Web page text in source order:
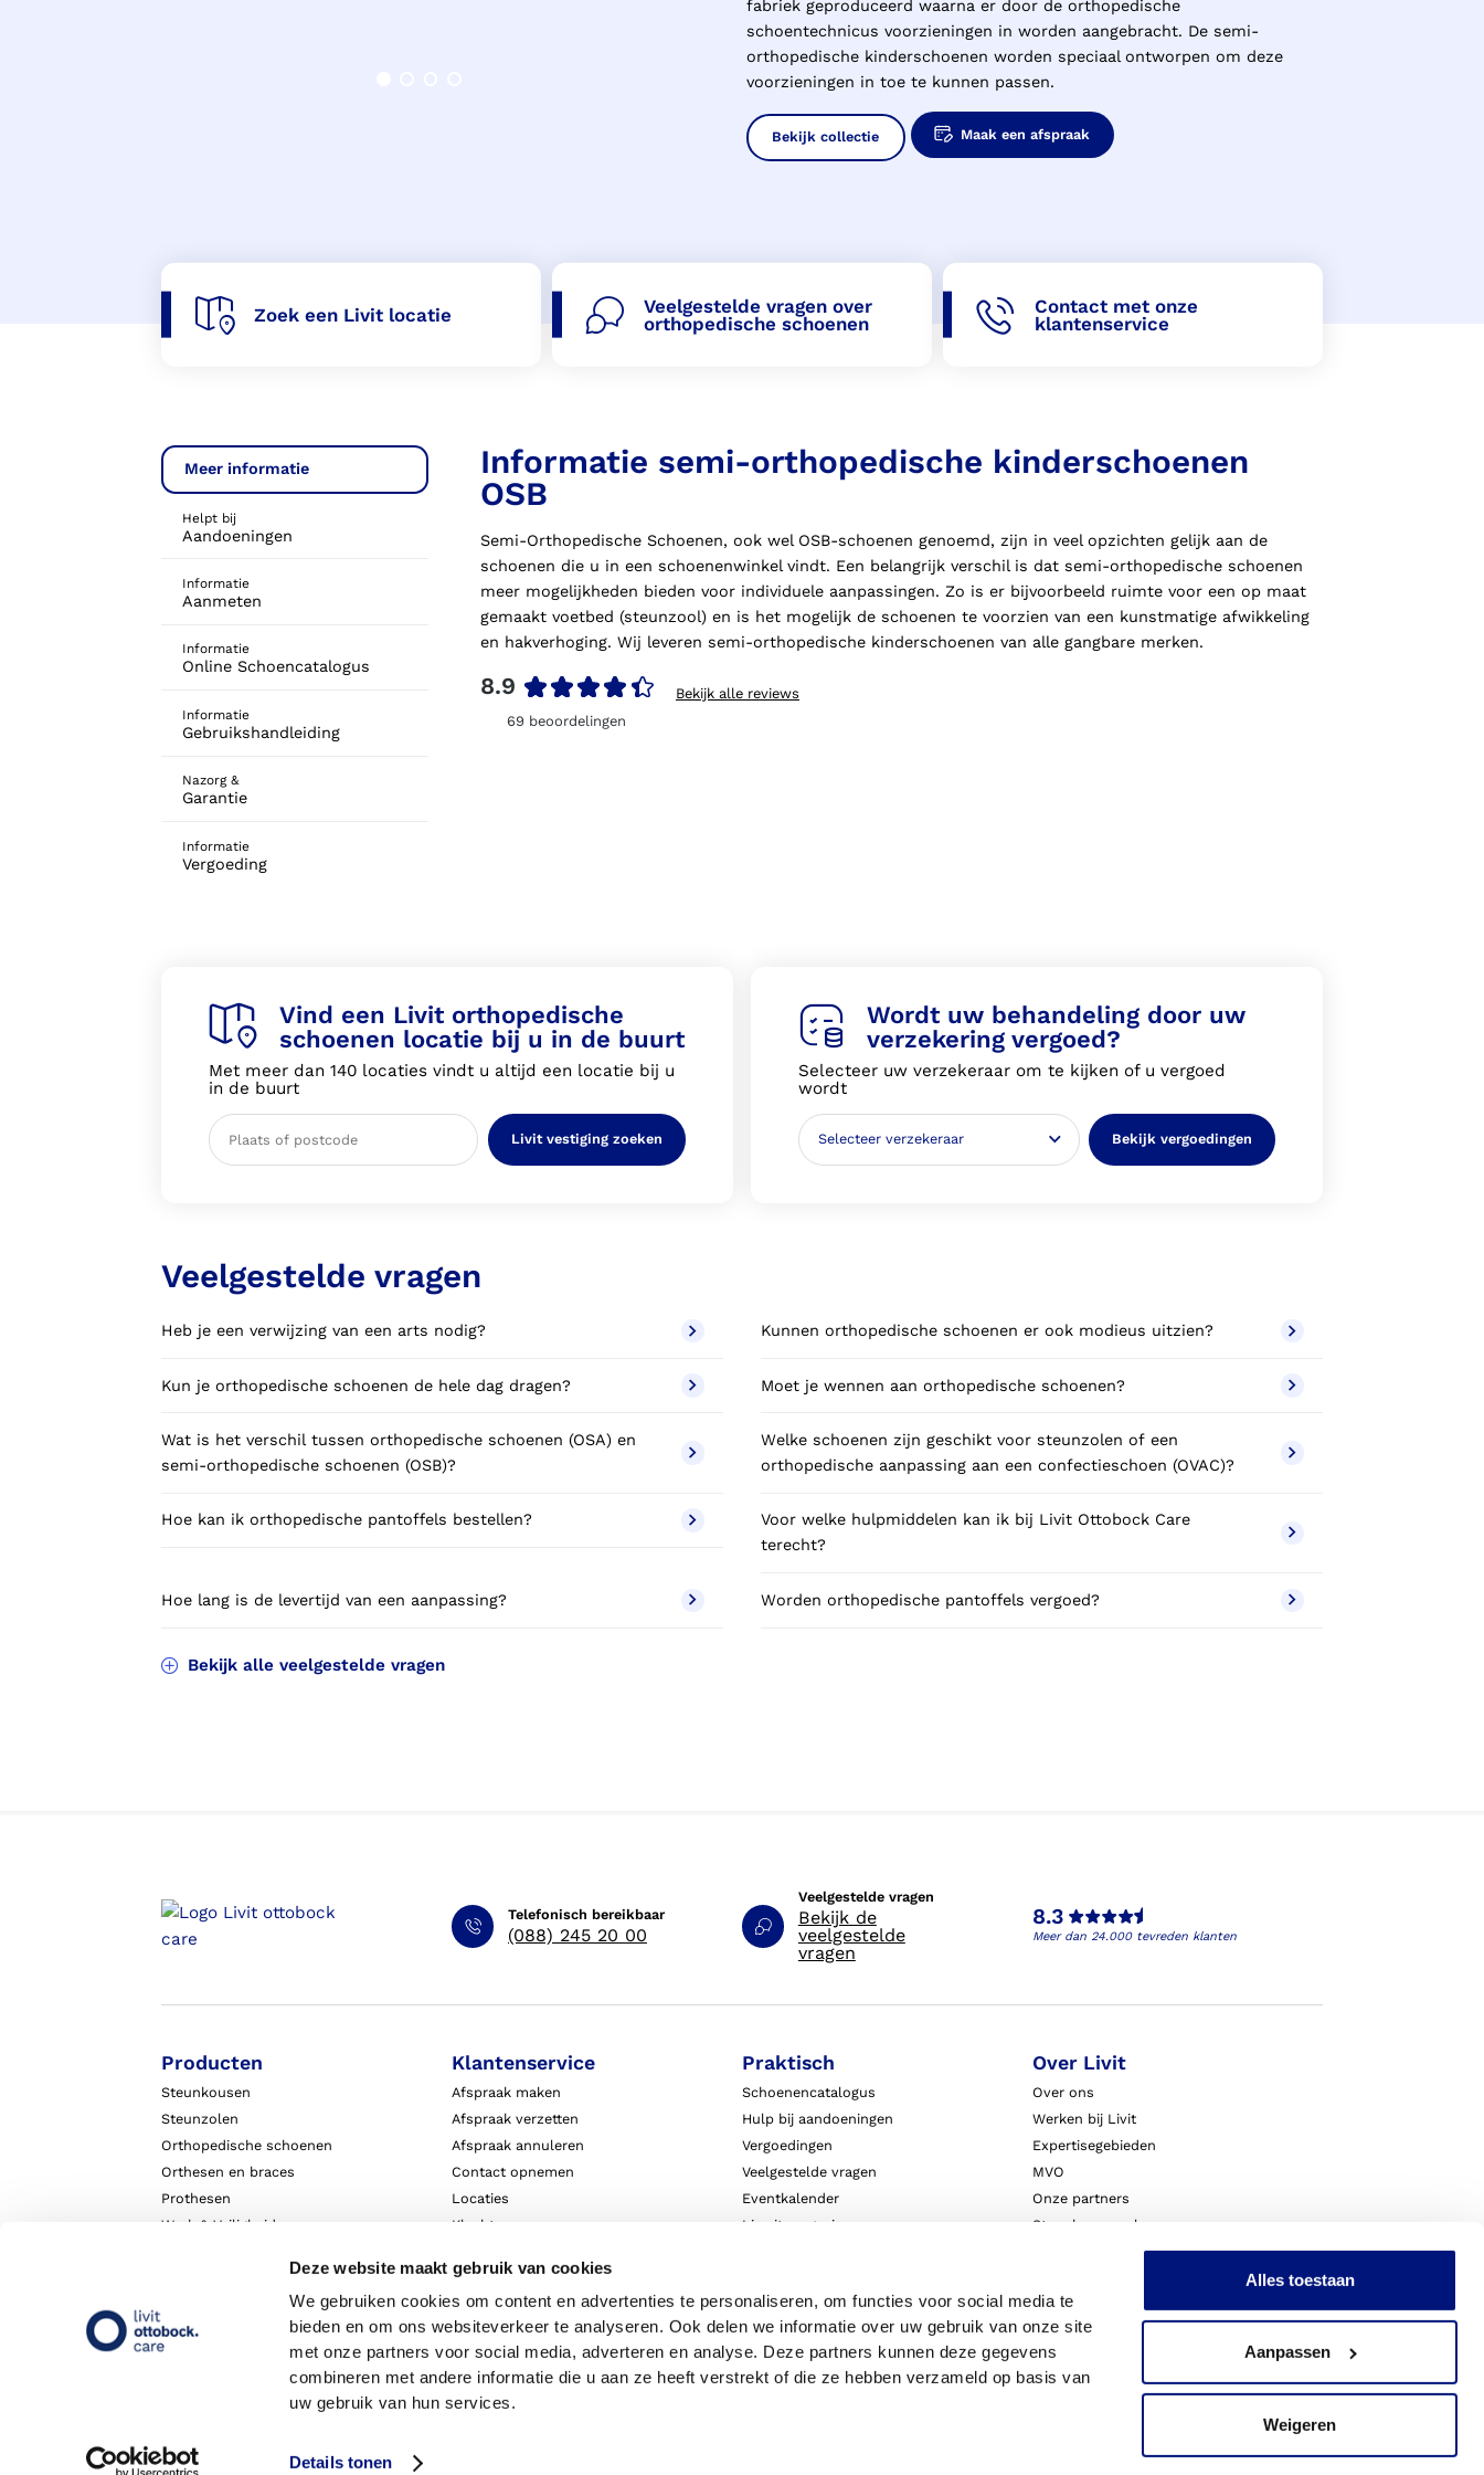
Deze website maakt gebruik van cookies
We gebruiken cookies om content en advertenties te personaliseren, om functies voor social media te
bieden en om ons websiteverkeer te analyseren. Ook delen we informatie over uw gebruik van onze site
met onze partners voor social media, adverteren en analyse. Deze partners kunnen deze gegevens
combineren met andere informatie die u aan ze heeft verstrekt of die ze hebben verzameld op basis van
uw gebruik van hun services.
Details tonen
Alles toestaan
Aanpassen
Weigeren
fabriek geproduceerd waarna er door de orthopedische
schoentechnicus voorzieningen in worden aangebracht. De semi-
orthopedische kinderschoenen worden speciaal ontworpen om deze
voorzieningen in toe te kunnen passen.
Bekijk collectie Maak een afspraak
Zoek een Livit locatie
Veelgestelde vragen over
orthopedische schoenen
Contact met onze
klantenservice
Meer informatie
Helpt bij
Aandoeningen
Informatie
Aanmeten
Informatie
Online Schoencatalogus
Informatie
Gebruikshandleiding
Nazorg &
Garantie
Informatie
Vergoeding
Informatie semi-orthopedische kinderschoenen
OSB
Semi-Orthopedische Schoenen, ook wel OSB-schoenen genoemd, zijn in veel opzichten gelijk aan de
schoenen die u in een schoenenwinkel vindt. Een belangrijk verschil is dat semi-orthopedische schoenen
meer mogelijkheden bieden voor individuele aanpassingen. Zo is er bijvoorbeeld ruimte voor een op maat
gemaakt voetbed (steunzool) en is het mogelijk de schoenen te voorzien van een kunstmatige afwikkeling
en hakverhoging. Wij leveren semi-orthopedische kinderschoenen van alle gangbare merken.
8.9
69 beoordelingen
Bekijk alle reviews
Vind een Livit orthopedische
schoenen locatie bij u in de buurt
Met meer dan 140 locaties vindt u altijd een locatie bij u
in de buurt
Livit vestiging zoeken
Wordt uw behandeling door uw
verzekering vergoed?
Selecteer uw verzekeraar om te kijken of u vergoed
wordt
Bekijk vergoedingen
Veelgestelde vragen
Heb je een verwijzing van een arts nodig? Kunnen orthopedische schoenen er ook modieus uitzien?
Kun je orthopedische schoenen de hele dag dragen? Moet je wennen aan orthopedische schoenen?
Wat is het verschil tussen orthopedische schoenen (OSA) en
semi-orthopedische schoenen (OSB)?
Welke schoenen zijn geschikt voor steunzolen of een
orthopedische aanpassing aan een confectieschoen (OVAC)?
Hoe kan ik orthopedische pantoffels bestellen?
Voor welke hulpmiddelen kan ik bij Livit Ottobock Care
terecht?
Hoe lang is de levertijd van een aanpassing? Worden orthopedische pantoffels vergoed?
Bekijk alle veelgestelde vragen
Telefonisch bereikbaar
(088) 245 20 00
Veelgestelde vragen
Bekijk de
veelgestelde
vragen
8.3
Meer dan 24.000 tevreden klanten
Producten
Steunkousen
Steunzolen
Orthopedische schoenen
Orthesen en braces
Prothesen
Werk & Veiligheid
Klantenservice
Afspraak maken
Afspraak verzetten
Afspraak annuleren
Contact opnemen
Locaties
Klachten
Praktisch
Schoenencatalogus
Hulp bij aandoeningen
Vergoedingen
Veelgestelde vragen
Eventkalender
Live it magazine
Algemene voorwaarden
Privacy
Over Livit
Over ons
Werken bij Livit
Expertisegebieden
MVO
Onze partners
Steunkousen.nl
Blessurewijzer.nl
Nieuws
Innovatie & Onderzoek
Livit Zorgprofessionals
Copyright 2026 - Livit Ottobock Care